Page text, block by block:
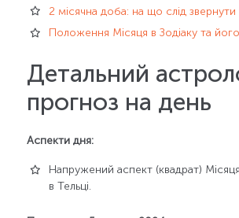
2 місячна доба: на що слід звернути
Положення Місяця в Зодіаку та
Детальний
прогноз на день
Аспекти дня:
Напружений аспект (квадрат)
в Тельці.